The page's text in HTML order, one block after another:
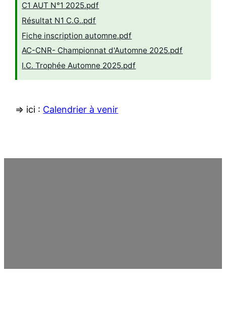
C1 AUT N°1 2025.pdf
Résultat N1 C.G..pdf
Fiche inscription automne.pdf
AC-CNR- Championnat d'Automne 2025.pdf
I.C. Trophée Automne 2025.pdf
=> ici : Calendrier à venir